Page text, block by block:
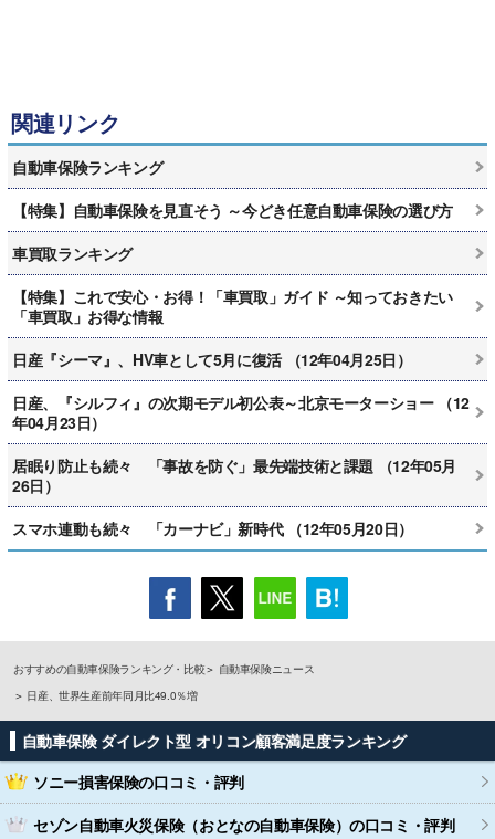
関連リンク
自動車保険ランキング
【特集】自動車保険を見直そう ～今どき任意自動車保険の選び方
車買取ランキング
【特集】これで安心・お得！「車買取」ガイド ～知っておきたい
「車買取」お得な情報
日産『シーマ』、HV車として5月に復活 （12年04月25日）
日産、『シルフィ』の次期モデル初公表～北京モーターショー （12
年04月23日）
居眠り防止も続々 「事故を防ぐ」最先端技術と課題 （12年05月
26日）
スマホ連動も続々 「カーナビ」新時代 （12年05月20日）
おすすめの自動車保険ランキング・比較
自動車保険ニュース
日産、世界生産前年同月比49.0％増
自動車保険 ダイレクト型 オリコン顧客満足度ランキング
ソニー損害保険の口コミ・評判
セゾン自動車火災保険（おとなの自動車保険）の口コミ・評判